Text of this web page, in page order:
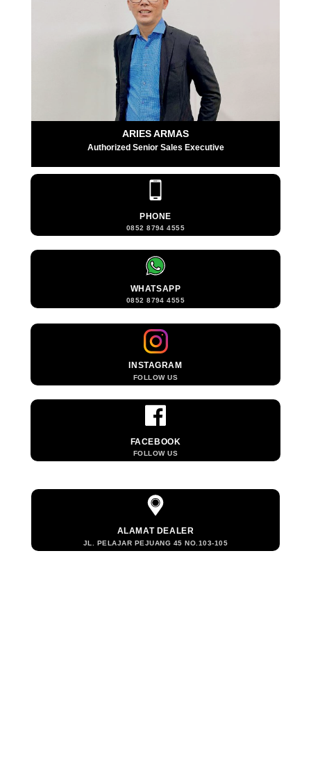
ARIES ARMAS
Authorized Senior Sales Executive
PHONE
0852 8794 4555
WHATSAPP
0852 8794 4555
INSTAGRAM
FOLLOW US
FACEBOOK
FOLLOW US
ALAMAT DEALER
JL. PELAJAR PEJUANG 45 NO.103-105